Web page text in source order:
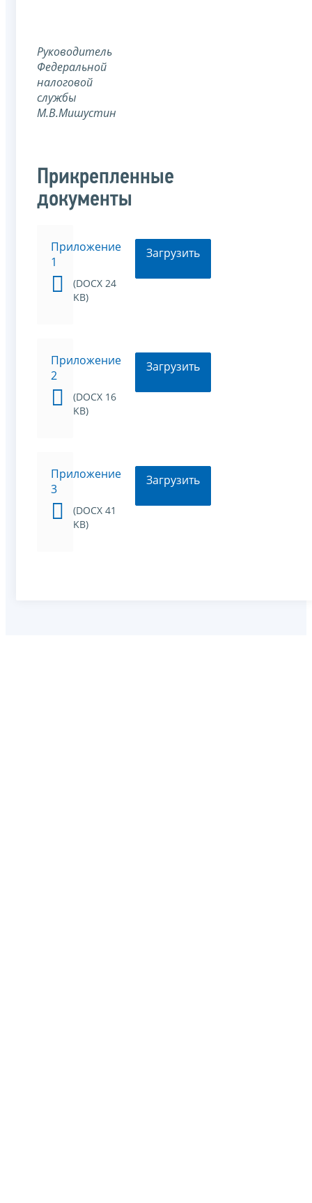
Руководитель
Федеральной
налоговой
службы
М.В.Мишустин
Прикрепленные
документы
Приложение
1
(DOCX 24
KB)
Загрузить
Приложение
2
(DOCX 16
KB)
Загрузить
Приложение
3
(DOCX 41
KB)
Загрузить